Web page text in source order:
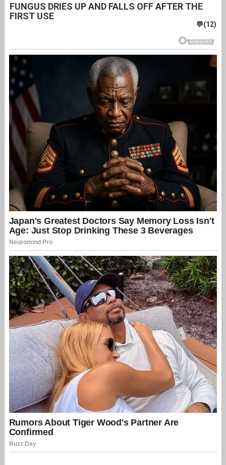
FUNGUS DRIES UP AND FALLS OFF AFTER THE
FIRST USE